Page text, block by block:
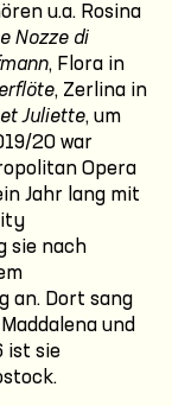
u.a. Rosina
Nozze di
, Flora in
, Zerlina in
Juliette, um
20 war
Opera
Jahr lang mit
sie nach
an. Dort sang
und
ist sie